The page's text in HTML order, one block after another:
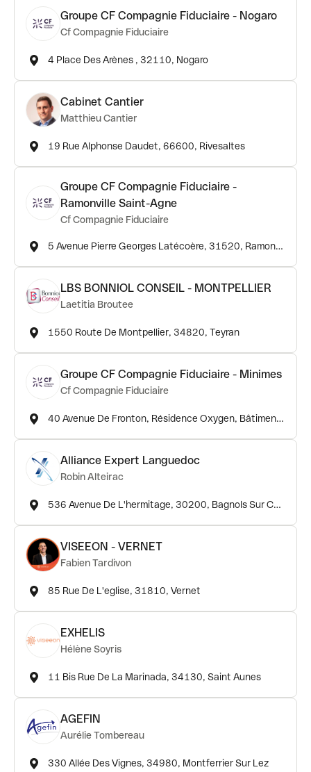
Groupe CF Compagnie Fiduciaire - Nogaro
Cf Compagnie Fiduciaire
4 Place Des Arènes , 32110, Nogaro
Cabinet Cantier
Matthieu Cantier
19 Rue Alphonse Daudet, 66600, Rivesaltes
Groupe CF Compagnie Fiduciaire -
Ramonville Saint-Agne
Cf Compagnie Fiduciaire
5 Avenue Pierre Georges Latécoère, 31520, Ramonville Saint Agne
LBS BONNIOL CONSEIL - MONTPELLIER
Laetitia Broutee
1550 Route De Montpellier, 34820, Teyran
Groupe CF Compagnie Fiduciaire - Minimes
Cf Compagnie Fiduciaire
40 Avenue De Fronton, Résidence Oxygen, Bâtiment B – Rdc, Quartier Les Minimes, 31200, Toulouse
Alliance Expert Languedoc
Robin Alteirac
536 Avenue De L'hermitage, 30200, Bagnols Sur Cèze
VISEEON - VERNET
Fabien Tardivon
85 Rue De L'eglise, 31810, Vernet
EXHELIS
Hélène Soyris
11 Bis Rue De La Marinada, 34130, Saint Aunes
AGEFIN
Aurélie Tombereau
330 Allée Des Vignes, 34980, Montferrier Sur Lez